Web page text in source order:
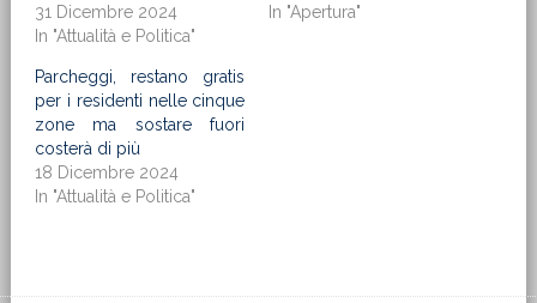
31 Dicembre 2024
In "Attualità e Politica"
In "Apertura"
Parcheggi, restano gratis
per i residenti nelle cinque
zone ma sostare fuori
costerà di più
18 Dicembre 2024
In "Attualità e Politica"